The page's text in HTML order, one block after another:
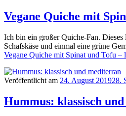
Vegane Quiche mit
Ich bin ein großer Quiche-Fan.
Schafskäse und einmal eine grüne
Vegane Quiche mit Spinat und Tofu –
Veröffentlicht am 24. August 201928.
Hummus: klassisch